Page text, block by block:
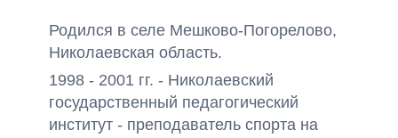
Родился в селе Мешково-Погорелово,
Николаевская область.
1998 - 2001 гг. - Николаевский
государственный педагогический
институт - преподаватель спорта на